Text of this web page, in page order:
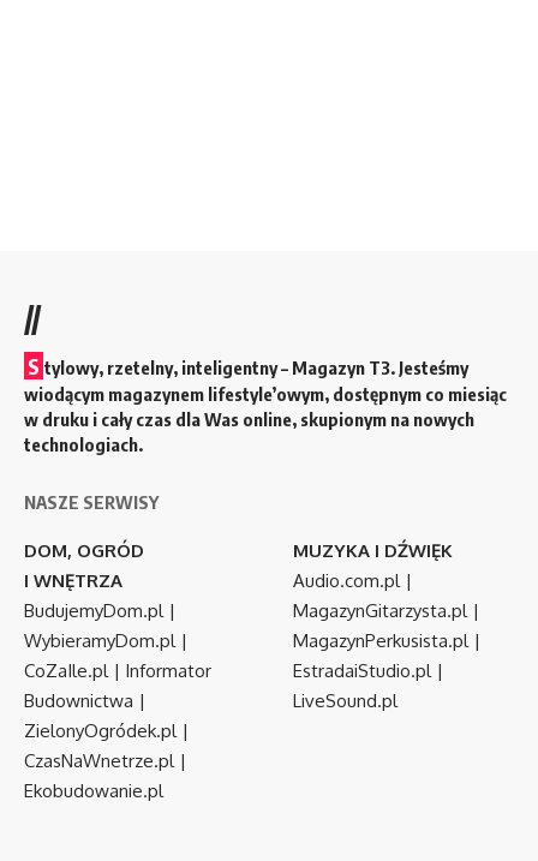
//
S tylowy, rzetelny, inteligentny – Magazyn T3. Jesteśmy
wiodącym magazynem lifestyle’owym, dostępnym co miesiąc
w druku i cały czas dla Was online, skupionym na nowych
technologiach.
NASZE SERWISY
DOM, OGRÓD
I WNĘTRZA
BudujemyDom.pl|
WybieramyDom.pl|
CoZaIle.pl| Informator
Budownictwa |
ZielonyOgródek.pl|
CzasNaWnetrze.pl|
Ekobudowanie.pl
MUZYKA I DŹWIĘK
Audio.com.pl|
MagazynGitarzysta.pl|
MagazynPerkusista.pl|
EstradaiStudio.pl|
LiveSound.pl